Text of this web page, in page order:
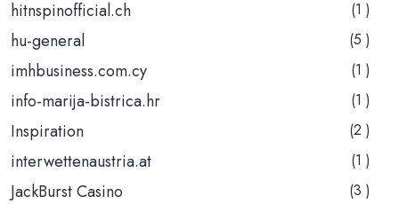
hitnspinofficial.ch (1 )
hu-general (5 )
imhbusiness.com.cy (1 )
info-marija-bistrica.hr (1 )
Inspiration (2 )
interwettenaustria.at (1 )
JackBurst Casino (3 )